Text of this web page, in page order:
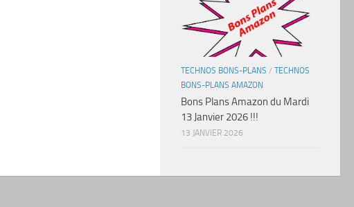
TECHNOS BONS-PLANS / TECHNOS
BONS-PLANS AMAZON
Bons Plans Amazon du Mardi
13 Janvier 2026 !!!
13 JANVIER 2026